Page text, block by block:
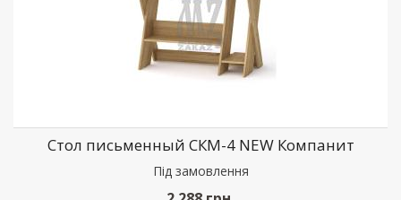
Стол письменный СКМ-4 NEW Компанит
Пiд замовлення